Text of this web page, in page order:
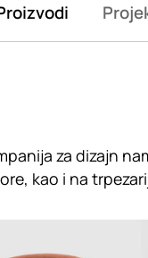
za dizajn
kao i na